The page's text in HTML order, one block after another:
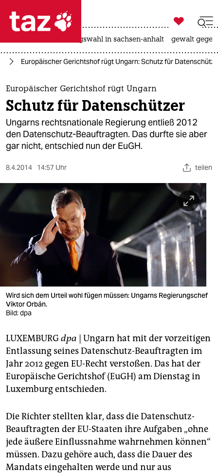
 taz zahl ich
taz zahl ich
themen
politik
öko
gesellschaft
sport
wahrheit
verlag
verlag
shop
fragen & hilfe
unterstützen
genossenschaft
epaper login

taz zahl ich
landtagswahl in sachsen-anhalt gewalt
Europäischer Gerichtshof rügt Ungarn: Schutz für
Europäischer Gerichtshof rügt Ungarn
Schutz für Datenschützer
Ungarns rechtsnationale Regierung entließ 2012
den Datenschutz-Beauftragten. Das durfte sie aber
gar nicht, entschied nun der EuGH.
8.4.2014 14:57 Uhr teilen
Wird sich dem Urteil wohl fügen müssen: Ungarns Regierungschef
Viktor Orbán.
Bild: dpa
LUXEMBURGdpa | Ungarn hat mit der vorzeitigen
Entlassung seines Datenschutz-Beauftragten im
Jahr 2012 gegen EU-Recht verstoßen. Das hat der
Europäische Gerichtshof (EuGH) am Dienstag in
Luxemburg entschieden.
Die Richter stellten klar, dass die Datenschutz-
Beauftragten der EU-Staaten ihre Aufgaben „ohne
jede äußere Einflussnahme wahrnehmen können“
müssen. Dazu gehöre auch, dass die Dauer des
Mandats eingehalten werde und nur aus